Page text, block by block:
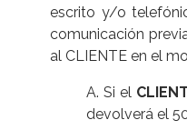
escrito y/o
comunicación
al CLIENTE en el
A. Si el
devolverá el